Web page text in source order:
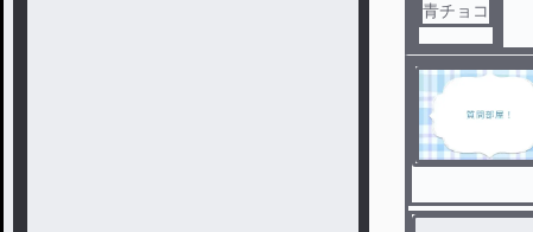
青チョコ